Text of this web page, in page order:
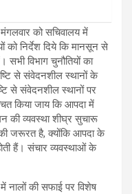
को सचिवालय में
को निर्देश दिये कि मानसून से
सभी विभाग चुनौतियों का
से संवेदनशील स्थानों के
से संवेदनशील स्थानों पर
किया जाय कि आपदा में
की व्यवस्था शीघ्र सुचारू
जरूरत है, क्योंकि आपदा के
हैं। संचार व्यवस्थाओं के
नालों की सफाई पर विशेष